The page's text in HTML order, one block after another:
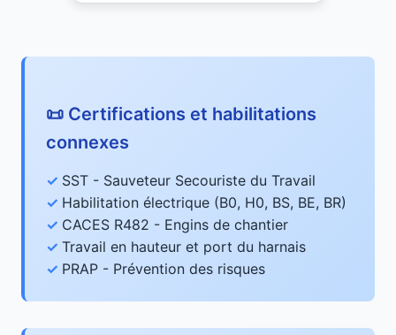
📜 Certifications et habilitations
connexes
SST - Sauveteur Secouriste du Travail
Habilitation électrique (B0, H0, BS, BE, BR)
CACES R482 - Engins de chantier
Travail en hauteur et port du harnais
PRAP - Prévention des risques